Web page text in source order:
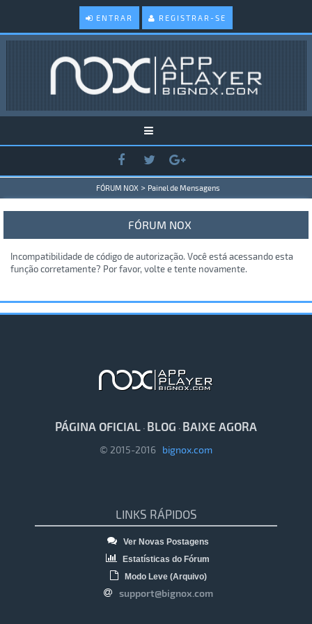
ENTRAR REGISTRAR-SE
FÓRUM NOX > Painel de Mensagens
FÓRUM NOX
Incompatibilidade de código de autorização. Você está acessando esta
função corretamente? Por favor, volte e tente novamente.
PÁGINA OFICIAL · BLOG · BAIXE AGORA
© 2015-2016 bignox.com
LINKS RÁPIDOS
Ver Novas Postagens
Estatísticas do Fórum
Modo Leve (Arquivo)
support@bignox.com